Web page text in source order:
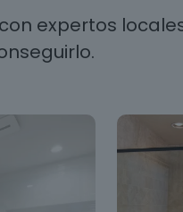
expertos